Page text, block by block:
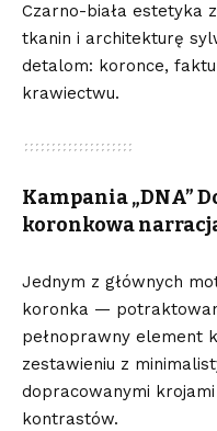
Czarno-biała estetyka
tkanin i architekturę
detalom: koronce,
krawiectwu.
Kampania „DNA”
koronkowa
Jednym z głównych
koronka —
pełnoprawny element
zestawieniu z
dopracowanymi
kontrastów.